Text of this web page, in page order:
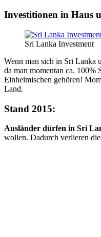
Investitionen in Haus
Sri Lanka Investment
Wenn man sich in Sri Lanka
da man momentan ca. 100%
Einheimischen gehören!
Land.
Stand 2015:
Ausländer dürfen in Sri
wollen. Dadurch verlieren